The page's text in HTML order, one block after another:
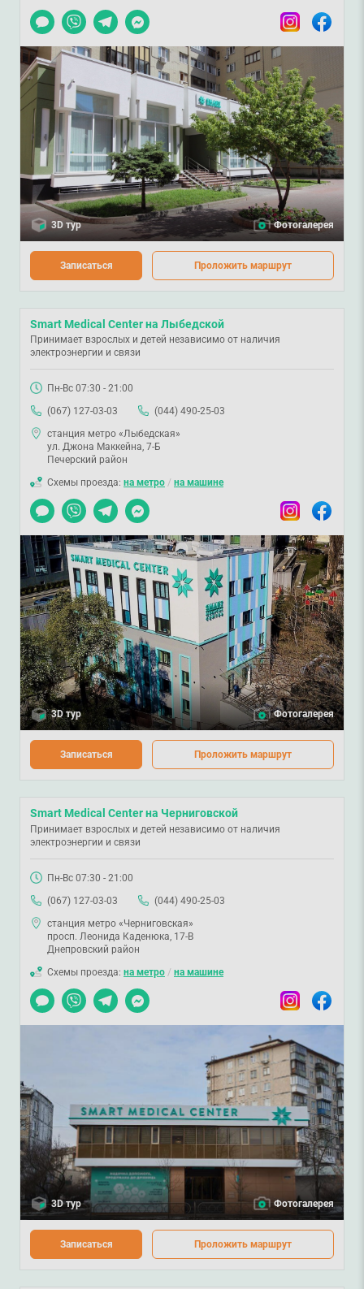
Чат
Viber TelegramMessenger InstagramFacebook
3D тур Фотогалерея
Записаться Проложить маршрут
Smart Medical Center на Лыбедской
Принимает взрослых и детей независимо от наличия
электроэнергии и связи
Пн-Вс 07:30 - 21:00
(067) 127-03-03
(044) 490-25-03
станция метро «Лыбедская»
ул. Джона Маккейна, 7-Б
Печерский район
Схемы проезда: на метро / на машине
Чат
Viber TelegramMessenger InstagramFacebook
3D тур Фотогалерея
Записаться Проложить маршрут
Smart Medical Center на Черниговской
Принимает взрослых и детей независимо от наличия
электроэнергии и связи
Пн-Вс 07:30 - 21:00
(067) 127-03-03
(044) 490-25-03
станция метро «Черниговская»
просп. Леонида Каденюка, 17-В
Днепровский район
Схемы проезда: на метро / на машине
Чат
Viber TelegramMessenger InstagramFacebook
3D тур Фотогалерея
Записаться Проложить маршрут